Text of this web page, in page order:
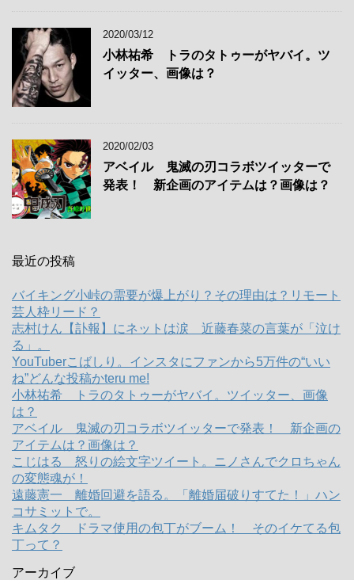
2020/03/12
小林祐希 トラのタトゥーがヤバイ。ツ
イッター、画像は？
2020/02/03
アベイル 鬼滅の刃コラボツイッターで
発表！ 新企画のアイテムは？画像は？
最近の投稿
バイキング小峠の需要が爆上がり？その理由は？リモート
芸人枠リード？
志村けん【訃報】にネットは涙 近藤春菜の言葉が「泣け
る」。
YouTuberこばしり。インスタにファンから5万件の“いい
ね”どんな投稿かteru me!
小林祐希 トラのタトゥーがヤバイ。ツイッター、画像
は？
アベイル 鬼滅の刃コラボツイッターで発表！ 新企画の
アイテムは？画像は？
こじはる 怒りの絵文字ツイート。ニノさんでクロちゃん
の変態魂が！
遠藤憲一 離婚回避を語る。「離婚届破りすてた！」ハン
コサミットで。
キムタク ドラマ使用の包丁がブーム！ そのイケてる包
丁って？
アーカイブ